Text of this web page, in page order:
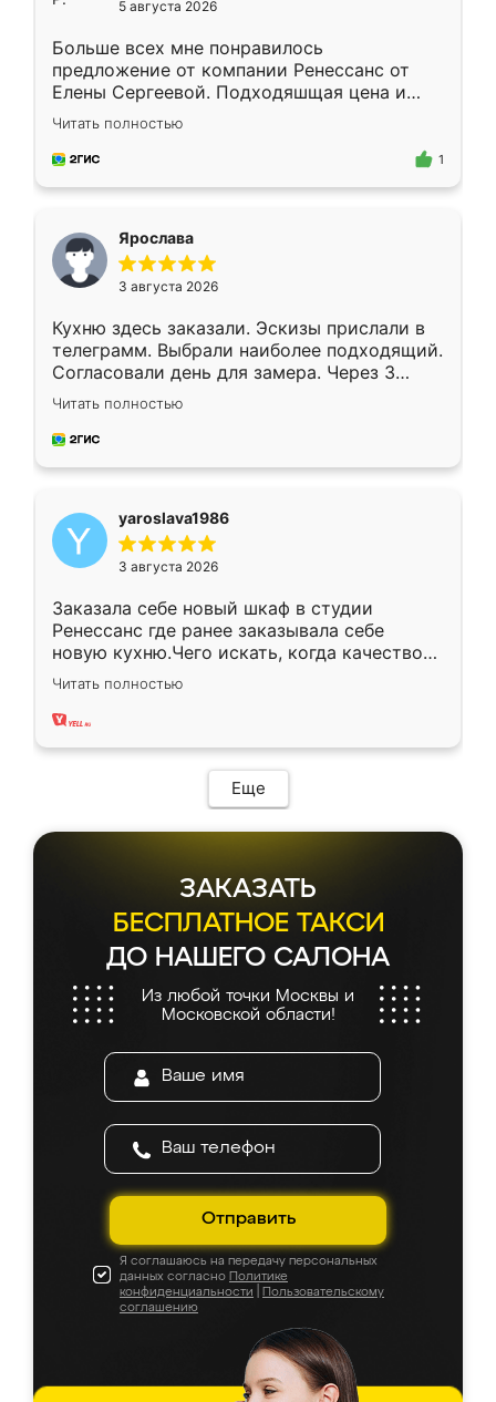
5 августа 2026
Больше всех мне понравилось
предложение от компании Ренессанс от
Елены Сергеевой. Подходяшщая цена и
короткие сроки изготовления. Приехавший
для замера сотрудник Владислав
предложил по моему эскизу самый
Читать полностью
1
Ярослава
3 августа 2026
Кухню здесь заказали. Эскизы прислали в
телеграмм. Выбрали наиболее подходящий.
Согласовали день для замера. Через 3
недели кухня была уже готова. Остались
довольны работой. Спасибо Ренессанс
мебель за качественную работу!
Читать полностью
yaroslava1986
3 августа 2026
Заказала себе новый шкаф в студии
Ренессанс где ранее заказывала себе
новую кухню.Чего искать, когда качеством
вполне довольна. Служит кухня уже почти
два года, нареканий нет.
Читать полностью
Еще
ЗАКАЗАТЬ
БЕСПЛАТНОЕ ТАКСИ
ДО НАШЕГО САЛОНА
Из любой точки Москвы и
Московской области!
Отправить
Я соглашаюсь на передачу персональных
данных согласно Политике
конфиденциальности
Пользовательскому
соглашению